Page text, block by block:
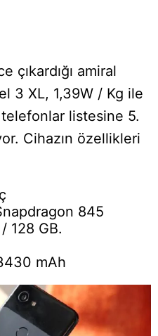
çıkardığı amiral
3 XL, 1,39W / Kg ile
listesine 5.
Cihazın özellikleri
845
128 GB.
mAh